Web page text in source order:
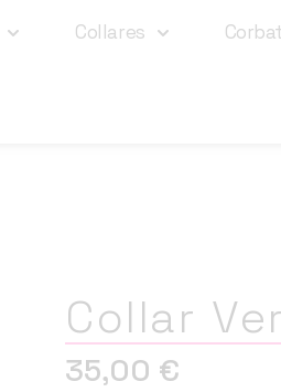
Collares
Collar
35,00 €